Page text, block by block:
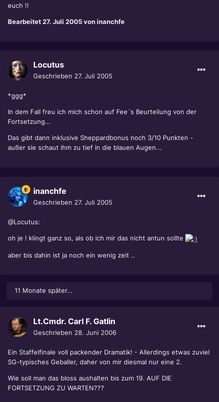
euch !!
Bearbeitet27. Juli 2005von inanchfe
Locutus
Geschrieben 27. Juli 2005
*ggg*
In dem Fall freu ich mich schon auf Fee´s Beurteilung von der
Fortsetzung...
Das gibt dann inklusive Sheppardbonus noch 3/10 Punkten -
außer sie schaut ihm zu tief in die blauen Augen...
inanchfe
Geschrieben 27. Juli 2005
@Locutus:
oh je ! klingt ganz so, als ob ich mir das nicht antun sollte
aber bis dahin ist ja noch ein wenig zeit ..
11 Monate später...
Lt.Cmdr. Carl F. Gatlin
Geschrieben 28. Juni 2006
Ein Staffelfinale voll packender Dramatik! - Allerdings etwas zuviel
SG-typisches Geballer, daher von mir diesmal nur eine 2.
Wie soll man das bloss aushalten bis zum 19. AUF DIE
FORTSETZUNG ZU WARTEN???